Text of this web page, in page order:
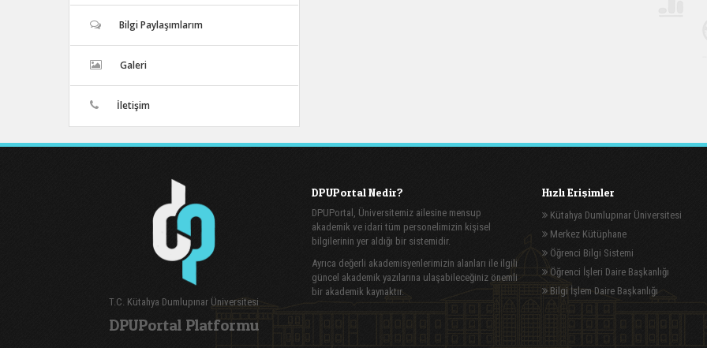
Bilgi Paylaşımlarım
Galeri
İletişim
T.C. Kütahya Dumlupınar Üniversitesi
DPUPortal Platformu
DPUPortal Nedir?
DPUPortal, Üniversitemiz ailesine mensup
akademik ve idari tüm personelimizin kişisel
bilgilerinin yer aldığı bir sistemidir.
Ayrıca değerli akademisyenlerimizin alanları ile ilgili
güncel akademik yazılarına ulaşabileceğiniz önemli
bir akademik kaynaktır.
Hızlı Erişimler
Kütahya Dumlupınar Üniversitesi
Merkez Kütüphane
Öğrenci Bilgi Sistemi
Öğrenci İşleri Daire Başkanlığı
Bilgi İşlem Daire Başkanlığı